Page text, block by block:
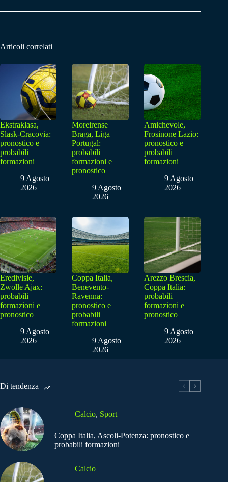
Articoli correlati
Ekstraklasa,
Slask-Cracovia:
pronostico e
probabili
formazioni
9 Agosto
2026
Moreirense
Braga, Liga
Portugal:
probabili
formazioni e
pronostico
9 Agosto
2026
Amichevole,
Frosinone Lazio:
pronostico e
probabili
formazioni
9 Agosto
2026
Eredivisie,
Zwolle Ajax:
probabili
formazioni e
pronostico
9 Agosto
2026
Coppa Italia,
Benevento-
Ravenna:
pronostico e
probabili
formazioni
9 Agosto
2026
Arezzo Brescia,
Coppa Italia:
probabili
formazioni e
pronostico
9 Agosto
2026
Di tendenza
Calcio, Sport
Coppa Italia, Ascoli-Potenza: pronostico e
probabili formazioni
Calcio